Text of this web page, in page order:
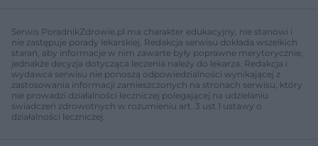
Serwis PoradnikZdrowie.pl ma charakter edukacyjny, nie stanowi i
nie zastępuje porady lekarskiej. Redakcja serwisu dokłada wszelkich
starań, aby informacje w nim zawarte były poprawne merytorycznie,
jednakże decyzja dotycząca leczenia należy do lekarza. Redakcja i
wydawca serwisu nie ponoszą odpowiedzialności wynikającej z
zastosowania informacji zamieszczonych na stronach serwisu, który
nie prowadzi działalności leczniczej polegającej na udzielaniu
świadczeń zdrowotnych w rozumieniu art. 3 ust 1 ustawy o
działalności leczniczej.